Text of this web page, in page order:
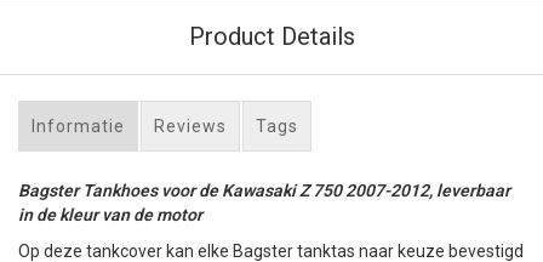
Product Details
Informatie Reviews Tags
Bagster Tankhoes voor de Kawasaki Z 750 2007-2012, leverbaar
in de kleur van de motor
Op deze tankcover kan elke Bagster tanktas naar keuze bevestigd